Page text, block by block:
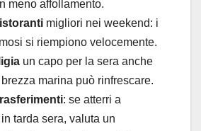
meno affollamento.
migliori nei weekend: i
si riempiono velocemente.
un capo per la sera anche
brezza marina può rinfrescare.
: se atterri a
tarda sera, valuta un